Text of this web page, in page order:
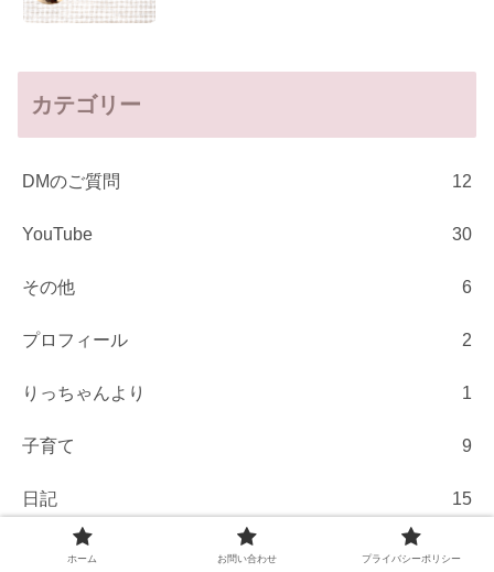
カテゴリー
DMのご質問 12
YouTube 30
その他 6
プロフィール 2
りっちゃんより 1
子育て 9
日記 15
ホーム お問い合わせ プライバシーポリシー